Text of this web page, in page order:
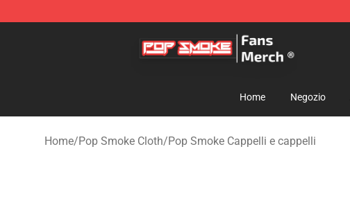
Pop Smoke Store - Official Pop Smoke Merchandise Shop
Home Negozio
Home/Pop Smoke Cloth/Pop Smoke Cappelli e cappelli